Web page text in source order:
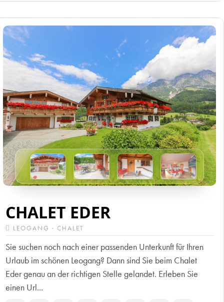
CHALET EDER
LEOGANG · CHALET
Sie suchen noch nach einer passenden Unterkunft für Ihren
Urlaub im schönen Leogang? Dann sind Sie beim Chalet
Eder genau an der richtigen Stelle gelandet. Erleben Sie
einen Url...